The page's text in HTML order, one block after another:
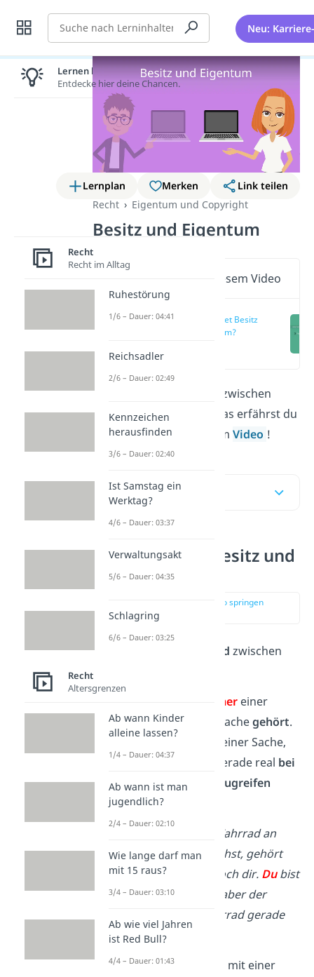
Suche Neu:
Lernplan Merken
Link teilen
Recht
Eigentum und Copyright
Besitz und Eigentum
Wichtige Inhalte in diesem Video
Was bedeutet Besitz
und Eigentum?
Was ist der Unterschied zwischen
Besitz und Eigentum
? Das erfährst du
in unserem Artikel und imVideo !
Inhaltsübersicht
Was bedeutet Besitz und
Eigentum?
zur Stelle im Video springen
(00:12)
Es gibt einen Unterschied zwischen
Eigentum
Eigentümer einer
Sache, wenn dir die Sachegehört.
Besitzer
einer Sache,
wenn du die Sache gerade real bei
dir hastund auf sie
zugreifen
kannst.
Wenn du dein Fahrrad an
deinen Freund Tim verleihst, gehört
das Fahrrad trotzdem noch dir. Du bist
derEigentümer
ist aber der
, weil er das Fahrrad gerade
bei sich hat.
Als Eigentümer darfst du mit einer
Lernen lohnt sich!
Entdecke hier deine Chancen.
Recht
Recht im Alltag
Ruhestörung
1/6 – Dauer: 04:41
Reichsadler
2/6 – Dauer: 02:49
Kennzeichen
herausfinden
3/6 – Dauer: 02:40
Ist Samstag ein
Werktag?
4/6 – Dauer: 03:37
Verwaltungsakt
5/6 – Dauer: 04:35
Schlagring
6/6 – Dauer: 03:25
Recht
Altersgrenzen
Ab wann Kinder
alleine lassen?
1/4 – Dauer: 04:37
Ab wann ist man
jugendlich?
2/4 – Dauer: 02:10
Wie lange darf man
mit 15 raus?
3/4 – Dauer: 03:10
Ab wie viel Jahren
ist Red Bull?
4/4 – Dauer: 01:43